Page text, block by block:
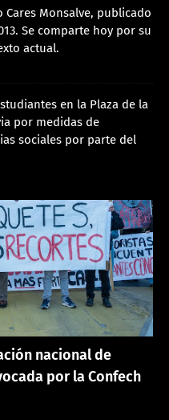
Cares Monsalve, publicado
Se comparte hoy por su
actual.
en la Plaza de la
por medidas de
sociales por parte del
nacional de
por la Confech